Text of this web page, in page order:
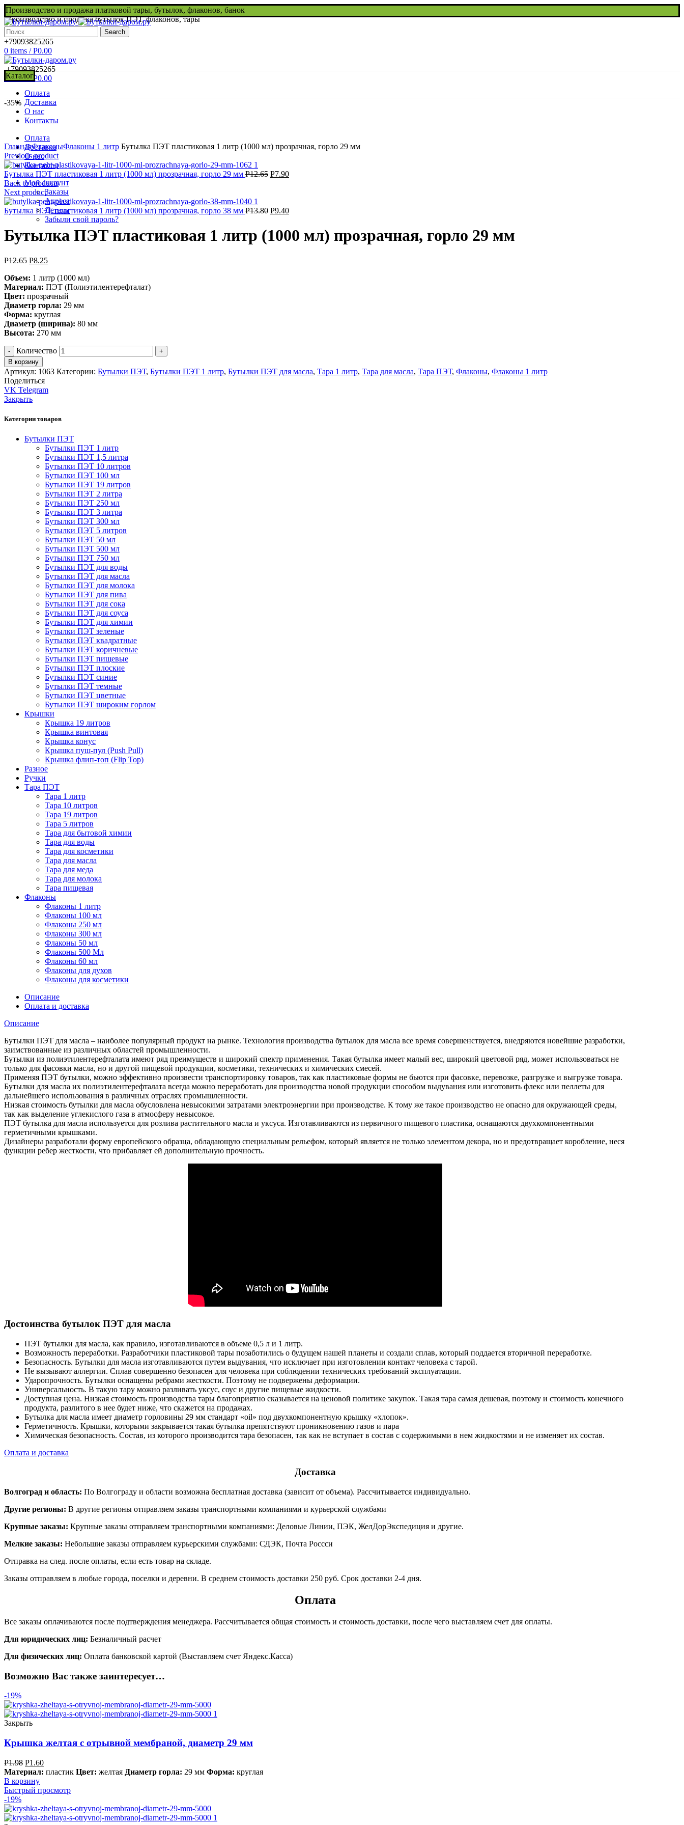
Производство и продажа платковой тары, бутылок, флаконов, банок
Производство и продажа бутылок ПЭТ, флаконов, тары
Search
+79093825265
0 items / Р0.00
+79093825265
0items / Р0.00
Каталог
Оплата
Доставка
О нас
Контакты
Оплата
Доставка
О нас
Контакты
Мой аккаунт
Заказы
Адреса
Детали
Забыли свой пароль?
-35%
Нажмите, чтобы увеличить
ГлавнаяФлаконыФлаконы 1 литр Бутылка ПЭТ пластиковая 1 литр (1000 мл) прозрачная, горло 29 мм
Previous product
Бутылка ПЭТ пластиковая 1 литр (1000 мл) прозрачная, горло 29 мм Р12.65 Р7.90
Back to products
Next product
Бутылка ПЭТ пластиковая 1 литр (1000 мл) прозрачная, горло 38 мм Р13.80 Р9.40
Бутылка ПЭТ пластиковая 1 литр (1000 мл) прозрачная, горло 29 мм
Р12.65 Р8.25
Объем: 1 литр (1000 мл)
Материал: ПЭТ (Полиэтилентерефталат)
Цвет: прозрачный
Диаметр горла: 29 мм
Форма: круглая
Диаметр (ширина): 80 мм
Высота: 270 мм
Количество
В корзину
Артикул: 1063 Категории: Бутылки ПЭТ, Бутылки ПЭТ 1 литр, Бутылки ПЭТ для масла, Тара 1 литр, Тара для масла, Тара ПЭТ, Флаконы, Флаконы 1 литр
Поделиться
VK Telegram
Закрыть
Категории товаров
Бутылки ПЭТ
Бутылки ПЭТ 1 литр
Бутылки ПЭТ 1,5 литра
Бутылки ПЭТ 10 литров
Бутылки ПЭТ 100 мл
Бутылки ПЭТ 19 литров
Бутылки ПЭТ 2 литра
Бутылки ПЭТ 250 мл
Бутылки ПЭТ 3 литра
Бутылки ПЭТ 300 мл
Бутылки ПЭТ 5 литров
Бутылки ПЭТ 50 мл
Бутылки ПЭТ 500 мл
Бутылки ПЭТ 750 мл
Бутылки ПЭТ для воды
Бутылки ПЭТ для масла
Бутылки ПЭТ для молока
Бутылки ПЭТ для пива
Бутылки ПЭТ для сока
Бутылки ПЭТ для соуса
Бутылки ПЭТ для химии
Бутылки ПЭТ зеленые
Бутылки ПЭТ квадратные
Бутылки ПЭТ коричневые
Бутылки ПЭТ пищевые
Бутылки ПЭТ плоские
Бутылки ПЭТ синие
Бутылки ПЭТ темные
Бутылки ПЭТ цветные
Бутылки ПЭТ широким горлом
Крышки
Крышка 19 литров
Крышка винтовая
Крышка конус
Крышка пуш-пул (Push Pull)
Крышка флип-топ (Flip Top)
Разное
Ручки
Тара ПЭТ
Тара 1 литр
Тара 10 литров
Тара 19 литров
Тара 5 литров
Тара для бытовой химии
Тара для воды
Тара для косметики
Тара для масла
Тара для меда
Тара для молока
Тара пищевая
Флаконы
Флаконы 1 литр
Флаконы 100 мл
Флаконы 250 мл
Флаконы 300 мл
Флаконы 50 мл
Флаконы 500 Мл
Флаконы 60 мл
Флаконы для духов
Флаконы для косметики
Описание
Оплата и доставка
Описание
Бутылки ПЭТ для масла – наиболее популярный продукт на рынке. Технология производства бутылок для масла все время совершенствуется, внедряются новейшие разработки,
заимствованные из различных областей промышленности.
Бутылки из полиэтилентерефталата имеют ряд преимуществ и широкий спектр применения. Такая бутылка имеет малый вес, широкий цветовой ряд, может использоваться не
только для фасовки масла, но и другой пищевой продукции, косметики, технических и химических смесей.
Применяя ПЭТ бутылки, можно эффективно произвести транспортировку товаров, так как пластиковые формы не бьются при фасовке, перевозке, разгрузке и выгрузке товара.
Бутылки для масла их полиэтилентерефталата всегда можно переработать для производства новой продукции способом выдувания или изготовить флекс или пеллеты для
дальнейшего использования в различных отраслях промышленности.
Низкая стоимость бутылки для масла обусловлена невысокими затратами электроэнергии при производстве. К тому же такое производство не опасно для окружающей среды,
так как выделение углекислого газа в атмосферу невысокое.
ПЭТ бутылка для масла используется для розлива растительного масла и уксуса. Изготавливаются из первичного пищевого пластика, оснащаются двухкомпонентными
герметичными крышками.
Дизайнеры разработали форму европейского образца, обладающую специальным рельефом, который является не только элементом декора, но и предотвращает коробление, неся
функции ребер жесткости, что прибавляет ей дополнительную прочность.
Достоинства бутылок ПЭТ для масла
ПЭТ бутылки для масла, как правило, изготавливаются в объеме 0,5 л и 1 литр.
Возможность переработки. Разработчики пластиковой тары позаботились о будущем нашей планеты и создали сплав, который поддается вторичной переработке.
Безопасность. Бутылки для масла изготавливаются путем выдувания, что исключает при изготовлении контакт человека с тарой.
Не вызывают аллергии. Сплав совершенно безопасен для человека при соблюдении технических требований эксплуатации.
Ударопрочность. Бутылки оснащены ребрами жесткости. Поэтому не подвержены деформации.
Универсальность. В такую тару можно разливать уксус, соус и другие пищевые жидкости.
Доступная цена. Низкая стоимость производства тары благоприятно сказывается на ценовой политике закупок. Такая тара самая дешевая, поэтому и стоимость конечного
продукта, разлитого в нее будет ниже, что скажется на продажах.
Бутылка для масла имеет диаметр горловины 29 мм стандарт «oil» под двухкомпонентную крышку «хлопок».
Герметичность. Крышки, которыми закрывается такая бутылка препятствуют проникновению газов и пара
Химическая безопасность. Состав, из которого производится тара безопасен, так как не вступает в состав с содержимыми в нем жидкостями и не изменяет их состав.
Оплата и доставка
Доставка
Волгоград и область: По Волгограду и области возможна бесплатная доставка (зависит от объема). Рассчитывается индивидуально.
Другие регионы: В другие регионы отправляем заказы транспортными компаниями и курьерской службами
Крупные заказы: Крупные заказы отправляем транспортными компаниями: Деловые Линии, ПЭК, ЖелДорЭкспедиция и другие.
Мелкие заказы: Небольшие заказы отправляем курьерскими службами: СДЭК, Почта Россси
Отправка на след. после оплаты, если есть товар на складе.
Заказы отправляем в любые города, поселки и деревни. В среднем стоимость доставки 250 руб. Срок доставки 2-4 дня.
Оплата
Все заказы оплачиваются после подтверждения менеджера. Рассчитывается общая стоимость и стоимость доставки, после чего выставляем счет для оплаты.
Для юридических лиц: Безналичный расчет
Для физических лиц: Оплата банковской картой (Выставляем счет Яндекс.Касса)
Возможно Вас также заинтересует…
-19%
Закрыть
Крышка желтая с отрывной мембраной, диаметр 29 мм
Р1.98 Р1.60
Материал: пластик Цвет: желтая Диаметр горла: 29 мм Форма: круглая
В корзину
Быстрый просмотр
-19%